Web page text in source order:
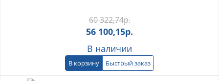
60 322,74р.
56 100,15р.
В наличии
В корзину Быстрый заказ